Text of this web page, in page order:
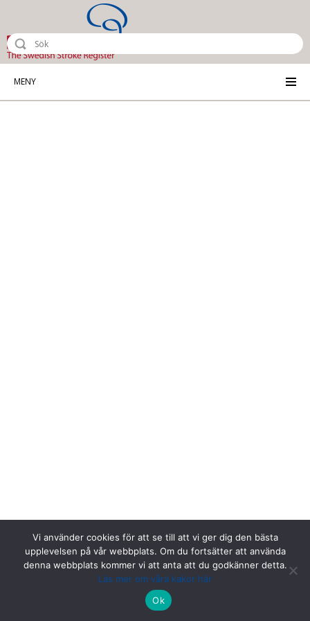
MENY
Riksstroke, Målpunkt PA rum 1013, Norrlands universitetssjukhus,
Vi använder cookies för att se till att vi ger dig den bästa
upplevelsen på vår webbplats. Om du fortsätter att använda
denna webbplats kommer vi att anta att du godkänner detta.
Läs mer om våra kakor här
Ok